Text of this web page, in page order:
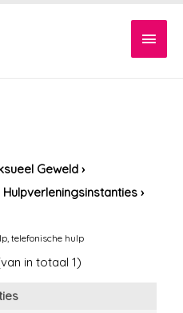
Geweld ›
Hulpverleningsinstanties ›
,telefonische hulp
in totaal 1)